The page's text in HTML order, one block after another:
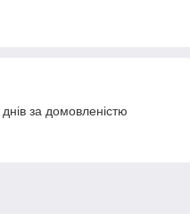
за домовленістю